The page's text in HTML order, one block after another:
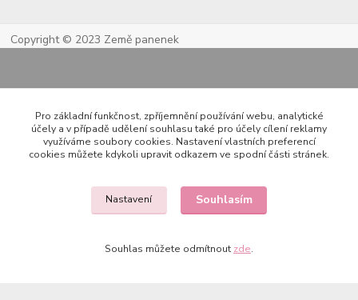
Copyright © 2023 Země panenek
Pro základní funkčnost, zpříjemnění používání webu, analytické
účely a v případě udělení souhlasu také pro účely cílení reklamy
využíváme soubory cookies. Nastavení vlastních preferencí
cookies můžete kdykoli upravit odkazem ve spodní části stránek.
Nastavení Souhlasím
Souhlas můžete odmítnout zde.